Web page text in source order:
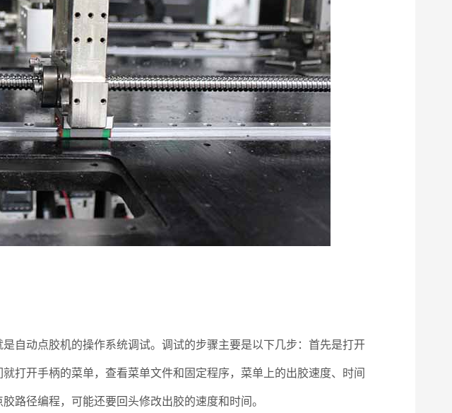
自动点胶机的操作系统调试。调试的步骤主要是以下几步：首先是打开
打开手柄的菜单，查看菜单文件和固定程序，菜单上的出胶速度、时间
路径编程，可能还要回头修改出胶的速度和时间。